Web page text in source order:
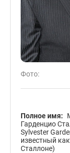
Фото:
Полное имя:
Гарденцио
Sylvester
известный
Сталлоне)